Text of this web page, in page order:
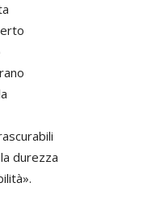
durezza